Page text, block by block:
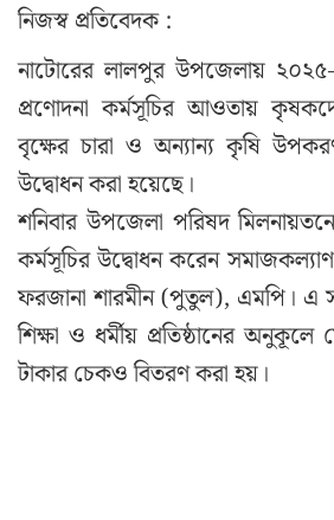
নিজস্ব প্রতিবেদক :
নাটোরের লালপুর উপজেলায়
প্রণোদনা কর্মসূচির আওতায়
বৃক্ষের চারা ও অন্যান্য কৃষি
উদ্বোধন করা হয়েছে।
শনিবার উপজেলা পরিষদ
কর্মসূচির উদ্বোধন করেন সমাজকল্যাণ
ফরজানা শারমীন (পুতুল), এমপি। এ
শিক্ষা ও ধর্মীয় প্রতিষ্ঠানের
টাকার চেকও বিতরণ করা হয়।